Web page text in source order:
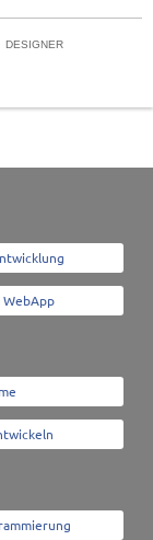
DESIGNER
WebApp